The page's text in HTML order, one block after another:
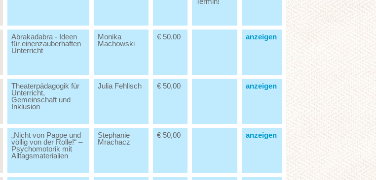
Abrakadabra - Ideen
für einenzauberhaften
Unterricht
Monika
Machowski
€ 50,00 anzeigen
Theaterpädagogik für
Unterricht,
Gemeinschaft und
Inklusion
Julia Fehlisch € 50,00 anzeigen
„Nicht von Pappe und
völlig von der Rolle!“ –
Psychomotorik mit
Alltagsmaterialien
Stephanie
Mrachacz
€ 50,00 anzeigen